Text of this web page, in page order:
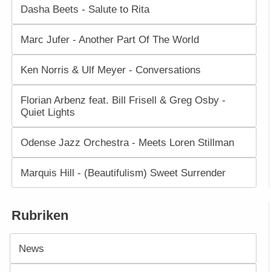
Dasha Beets - Salute to Rita
Marc Jufer - Another Part Of The World
Ken Norris & Ulf Meyer - Conversations
Florian Arbenz feat. Bill Frisell & Greg Osby -
Quiet Lights
Odense Jazz Orchestra - Meets Loren Stillman
Marquis Hill - (Beautifulism) Sweet Surrender
Rubriken
News